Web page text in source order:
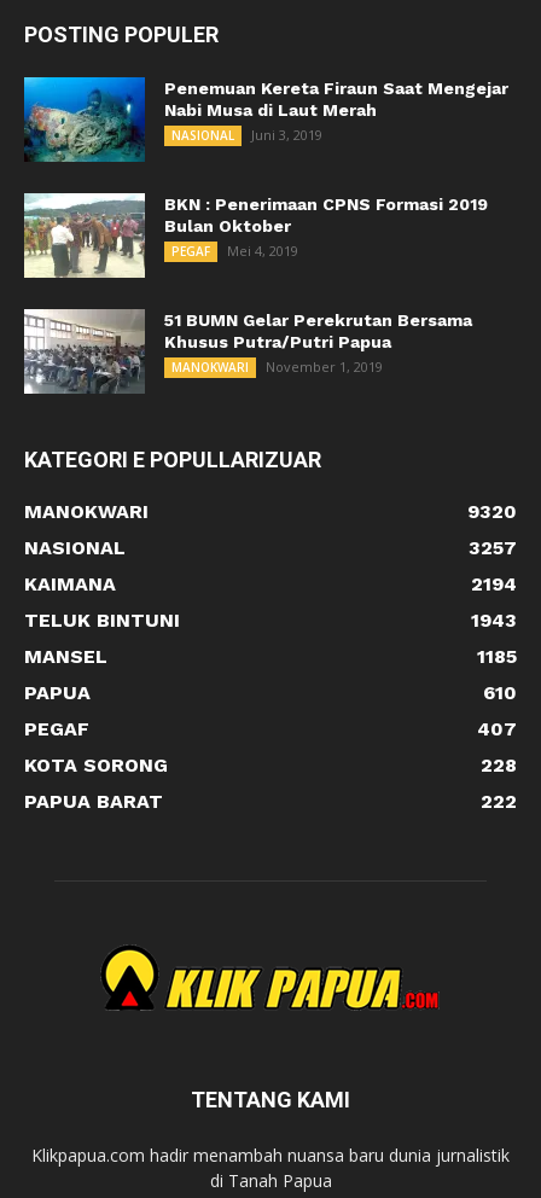
POSTING POPULER
Penemuan Kereta Firaun Saat Mengejar
Nabi Musa di Laut Merah
NASIONAL Juni 3, 2019
BKN : Penerimaan CPNS Formasi 2019
Bulan Oktober
PEGAF Mei 4, 2019
51 BUMN Gelar Perekrutan Bersama
Khusus Putra/Putri Papua
MANOKWARI November 1, 2019
KATEGORI E POPULLARIZUAR
MANOKWARI
9320
NASIONAL
3257
KAIMANA
2194
TELUK BINTUNI
1943
MANSEL
1185
PAPUA
610
PEGAF
407
KOTA SORONG
228
PAPUA BARAT
222
TENTANG KAMI
Klikpapua.com hadir menambah nuansa baru dunia jurnalistik
di Tanah Papua